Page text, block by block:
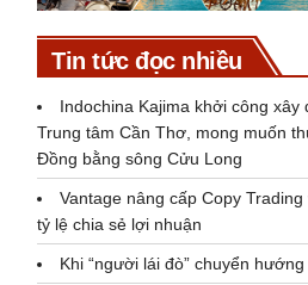
Tin tức đọc nhiều
Indochina Kajima khởi công xây
Trung tâm Cần Thơ, mong muốn
Đồng bằng sông Cửu Long
Vantage nâng cấp Copy
tỷ lệ chia sẻ lợi nhuận
Khi “người lái đò” chuyển